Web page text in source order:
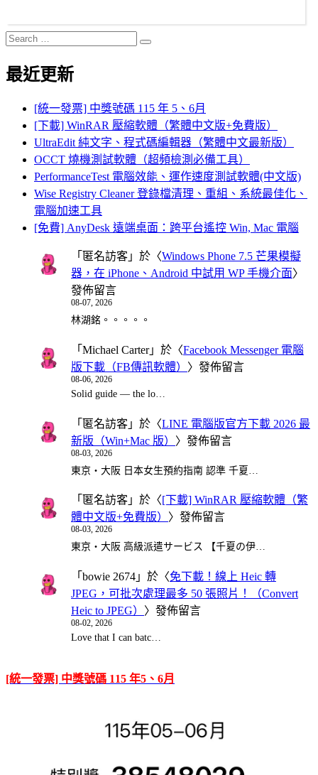
Search
for:
Search
最近更新
[統一發票] 中獎號碼 115 年 5、6月
[下載] WinRAR 壓縮軟體（繁體中文版+免費版）
UltraEdit 純文字、程式碼編輯器（繁體中文最新版）
OCCT 燒機測試軟體（超頻檢測必備工具）
PerformanceTest 電腦效能、運作速度測試軟體(中文版)
Wise Registry Cleaner 登錄檔清理、重組、系統最佳化、
電腦加速工具
[免費] AnyDesk 遠端桌面：跨平台遙控 Win, Mac 電腦
「 匿名訪客 」於〈Windows Phone 7.5 芒果模擬
器，在 iPhone、Android 中試用 WP 手機介面〉
發佈留言
08-07, 2026
林湖銘。。。。。
「 Michael Carter」於〈Facebook Messenger 電腦
版下載（FB傳訊軟體） 〉發佈留言
08-06, 2026
Solid guide — the lo…
「 匿名訪客 」於〈LINE 電腦版官方下載 2026 最
新版（Win+Mac 版） 〉發佈留言
08-03, 2026
東京・大阪 日本女生預約指南 認準 千夏…
「 匿名訪客 」於〈[下載] WinRAR 壓縮軟體（繁
體中文版+免費版） 〉發佈留言
08-03, 2026
東京・大阪 高級派遣サービス 【千夏の伊…
「 bowie 2674 」於〈免下載！線上 Heic 轉
JPEG，可批次處理最多 50 張照片！（Convert
Heic to JPEG） 〉發佈留言
08-02, 2026
Love that I can batc…
[統一發票] 中獎號碼 115 年5、6月